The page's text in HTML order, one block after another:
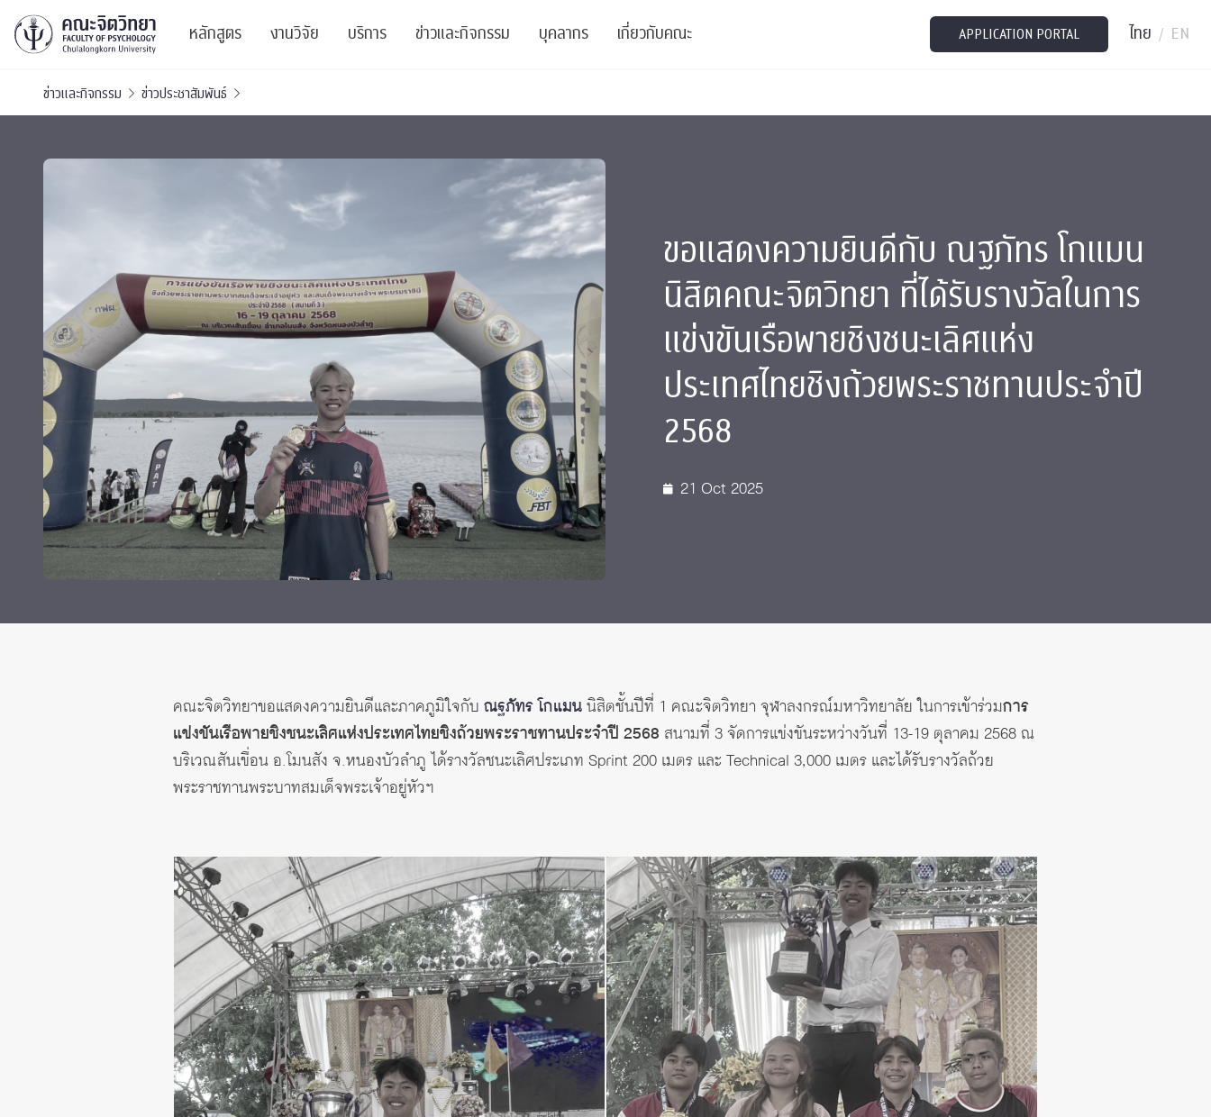
หลักสูตร
ปริญญาบัณฑิต
หลักสูตรปริญญาตรี
บัณฑิตศึกษา
หลักสูตรปริญญาโทและ
นิสิตปัจจุบัน
งานวิจัย
ผลงานตีพิมพ์
งานประชุมวิชาการระดับนานาชาติ
TICP 2023
SSBW Activities
ทุนและรางวัล
บริการ
ศูนย์จิตวิทยาเพื่อประสิทธิภาพองค์กร
Life Di
CU Radio
ข่าวและกิจกรรม
ข่าวประชาสัมพันธ์
เสวนาและบรรยายพิเศษ
โครงการอบรม
ตำแหน่งงาน
บุคลากร
เจ้าหน้าที่
นักวิจัยหลังปริญญาเอก
ผู้บริหาร
เกี่ยวกับคณะ
บริจาค
รายงานประจำปี
ติดต่อเรา
Intranet
APPLICATION PORTAL ไทย / EN
ข่าวและกิจกรรม ข่าวประชาสัมพันธ์
ขอแสดงความยินดีกับ ณฐภัทร โกแมน
นิสิตคณะจิตวิทยา ที่ได้รับรางวัลในการ
แข่งขันเรือพายชิงชนะเลิศแห่ง
ประเทศไทยชิงถ้วยพระราชทานประจำปี
2568
21 Oct 2025
คณะจิตวิทยาขอแสดงความยินดีและภาคภูมิใจกับ ณฐภัทร โกแมนนิสิตชั้นปีที่ 1 คณะจิตวิทยา จุฬาลงกรณ์มหาวิทยาลัย ในการเข้าร่วมการ
แข่งขันเรือพายชิงชนะเลิศแห่งประเทศไทยชิงถ้วยพระราชทานประจำปี 2568 สนามที่ 3 จัดการแข่งขันระหว่างวันที่ 13-19 ตุลาคม 2568 ณ
บริเวณสันเขื่อน อ.โมนสัง จ.หนองบัวลำภู ได้รางวัลชนะเลิศประเภท Sprint 200 เมตร และ Technical 3,000 เมตร และได้รับรางวัลถ้วย
พระราชทานพระบาทสมเด็จพระเจ้าอยู่หัวฯ